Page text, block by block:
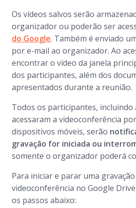
Os vídeos salvos serão
organizador ou poderão ser
do Google. Também é enviado
por e-mail ao organizador. Ao
encontrar o vídeo da janela
dos participantes, além dos
apresentados durante a reunião.
Todos os participantes, incluindo
acessaram a videoconferência
dispositivos móveis, serão
gravação for iniciada ou
somente o organizador poderá
Para iniciar e parar uma gravação
videoconferência no Google
os passos abaixo: